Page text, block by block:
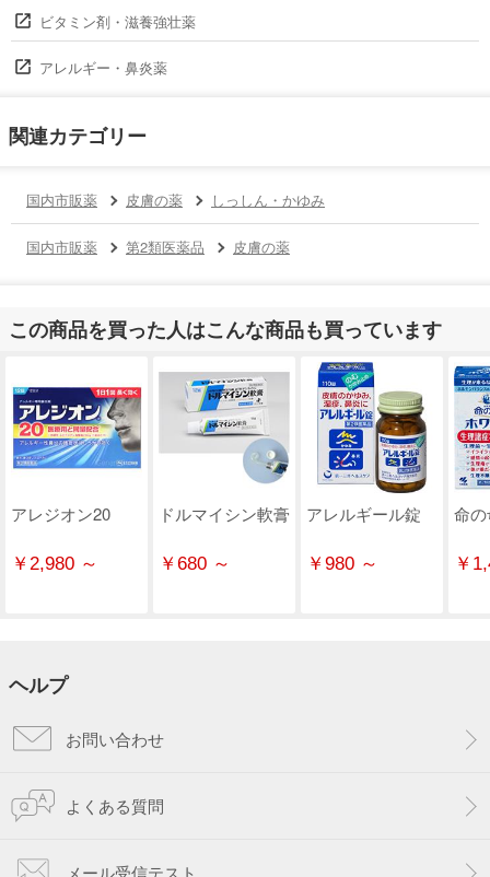
ビタミン剤・滋養強壮薬
アレルギー・鼻炎薬
関連カテゴリー
国内市販薬 皮膚の薬 しっしん・かゆみ
国内市販薬 第2類医薬品 皮膚の薬
この商品を買った人はこんな商品も買っています
アレジオン20
￥2,980 ～
ドルマイシン軟膏
￥680 ～
アレルギール錠
￥980 ～
命
￥
ヘルプ
お問い合わせ
よくある質問
メール受信テスト